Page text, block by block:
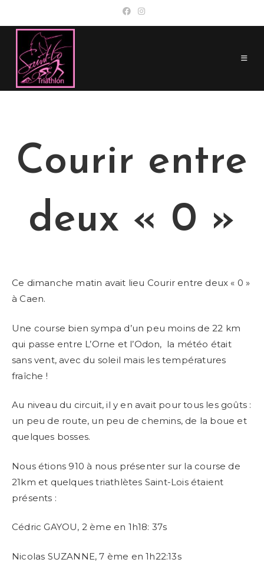
content
Courir entre
deux « 0 »
Ce dimanche matin avait lieu Courir entre deux « 0 »
à Caen.
Une course bien sympa d’un peu moins de 22 km
qui passe entre L’Orne et l’Odon, la météo était
sans vent, avec du soleil mais les températures
fraîche !
Au niveau du circuit, il y en avait pour tous les goûts :
un peu de route, un peu de chemins, de la boue et
quelques bosses.
Nous étions 910 à nous présenter sur la course de
21km et quelques triathlètes Saint-Lois étaient
présents :
Cédric GAYOU, 2 ème en 1h18: 37s
Nicolas SUZANNE, 7 ème en 1h22:13s